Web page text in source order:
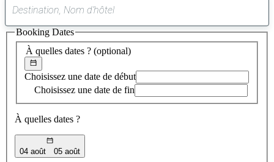
suggestion
trouvée
À quelles dates ? (optional)
Choisissez une date de début
Choisissez une date de fin
À quelles dates ?
04 août 05 août
Booking Dates